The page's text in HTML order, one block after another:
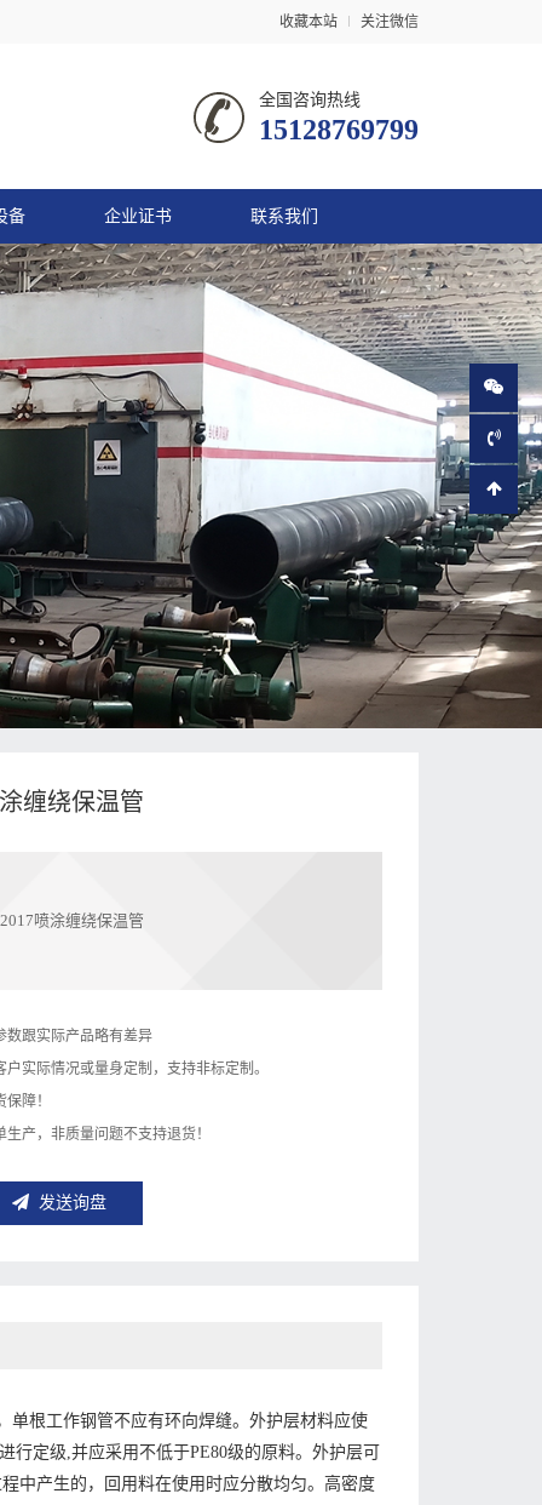
收藏本站 关注微信
全国咨询热线
15128769799
备 企业证书 联系我们
缠绕保温管
喷涂缠绕保温管
数跟实际产品略有差异
实际情况或量身定制，支持非标定制。
障！
产，非质量问题不支持退货！
发送询盘
单根工作钢管不应有环向焊缝。外护层材料应使
行定级,并应采用不低于PE80级的原料。外护层可
中产生的，回用料在使用时应分散均匀。高密度